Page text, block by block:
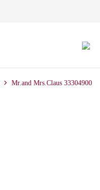
Melina
Mr.and Mrs.Claus 33304900